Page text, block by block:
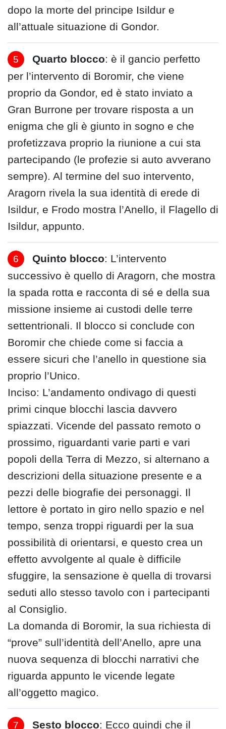
dopo la morte del principe Isildur e
all’attuale situazione di Gondor.
Quarto blocco: è il gancio perfetto
per l’intervento di Boromir, che viene
proprio da Gondor, ed è stato inviato a
Gran Burrone per trovare risposta a un
enigma che gli è giunto in sogno e che
profetizzava proprio la riunione a cui sta
partecipando (le profezie si auto avverano
sempre). Al termine del suo intervento,
Aragorn rivela la sua identità di erede di
Isildur, e Frodo mostra l’Anello, il Flagello di
Isildur, appunto.
Quinto blocco: L’intervento
successivo è quello di Aragorn, che mostra
la spada rotta e racconta di sé e della sua
missione insieme ai custodi delle terre
settentrionali. Il blocco si conclude con
Boromir che chiede come si faccia a
essere sicuri che l’anello in questione sia
proprio l’Unico.
Inciso: L’andamento ondivago di questi
primi cinque blocchi lascia davvero
spiazzati. Vicende del passato remoto o
prossimo, riguardanti varie parti e vari
popoli della Terra di Mezzo, si alternano a
descrizioni della situazione presente e a
pezzi delle biografie dei personaggi. Il
lettore è portato in giro nello spazio e nel
tempo, senza troppi riguardi per la sua
possibilità di orientarsi, e questo crea un
effetto avvolgente al quale è difficile
sfuggire, la sensazione è quella di trovarsi
seduti allo stesso tavolo con i partecipanti
al Consiglio.
La domanda di Boromir, la sua richiesta di
“prove” sull’identità dell’Anello, apre una
nuova sequenza di blocchi narrativi che
riguarda appunto le vicende legate
all’oggetto magico.
Sesto blocco: Ecco quindi che il